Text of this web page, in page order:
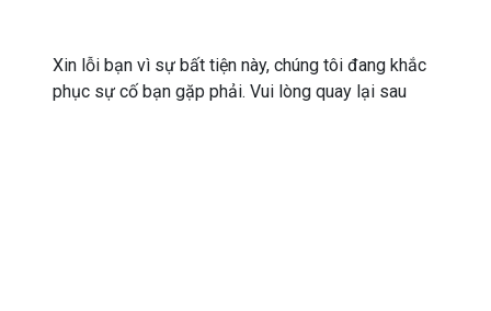
Xin lỗi bạn vì sự bất tiện này, chúng tôi đang khắc
phục sự cố bạn gặp phải. Vui lòng quay lại sau